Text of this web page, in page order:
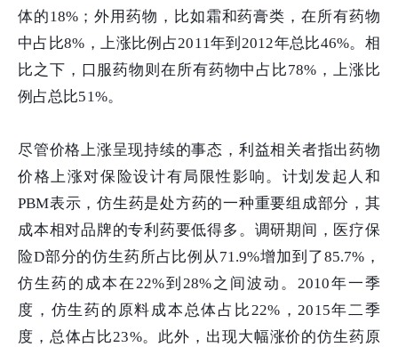
体的18%；外用药物，比如霜和药膏类，在所有药物
中占比8%，上涨比例占2011年到2012年总比46%。相
比之下，口服药物则在所有药物中占比78%，上涨比
例占总比51%。
尽管价格上涨呈现持续的事态，利益相关者指出药物
价格上涨对保险设计有局限性影响。计划发起人和
PBM表示，仿生药是处方药的一种重要组成部分，其
成本相对品牌的专利药要低得多。调研期间，医疗保
险D部分的仿生药所占比例从71.9%增加到了85.7%，
仿生药的成本在22%到28%之间波动。2010年一季
度，仿生药的原料成本总体占比22%，2015年二季
度，总体占比23%。此外，出现大幅涨价的仿生药原